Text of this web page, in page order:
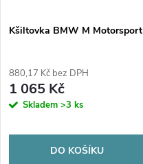
Kšiltovka BMW M Motorsport
880,17 Kč bez DPH
1 065 Kč
Skladem >3 ks
DO KOŠÍKU